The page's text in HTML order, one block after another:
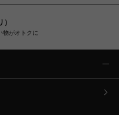
物がオトクに